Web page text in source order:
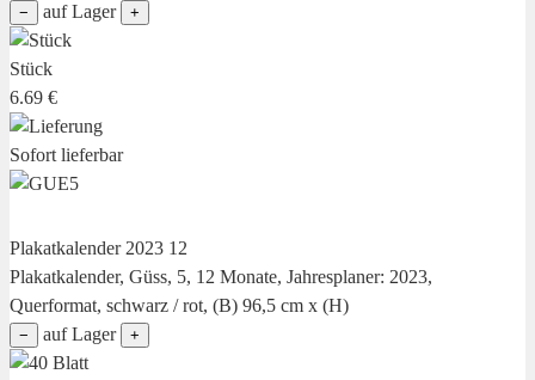
− auf Lager +
Stück
6.69 €
Sofort lieferbar
Plakatkalender 2023 12
Plakatkalender, Güss, 5, 12 Monate, Jahresplaner: 2023,
Querformat, schwarz / rot, (B) 96,5 cm x (H)
− auf Lager +